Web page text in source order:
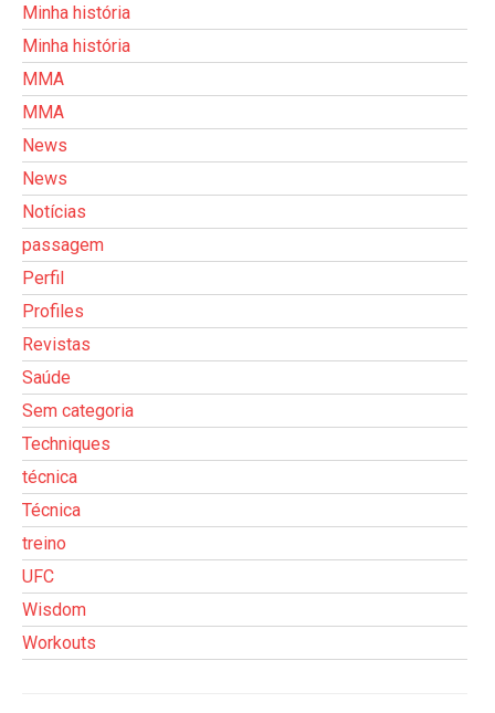
Minha história
Minha história
MMA
MMA
News
News
Notícias
passagem
Perfil
Profiles
Revistas
Saúde
Sem categoria
Techniques
técnica
Técnica
treino
UFC
Wisdom
Workouts